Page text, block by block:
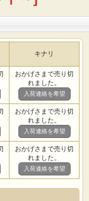
キナリ
おかげさまで売り切
れました。
入荷連絡を希望
おかげさまで売り切
れました。
入荷連絡を希望
おかげさまで売り切
れました。
入荷連絡を希望